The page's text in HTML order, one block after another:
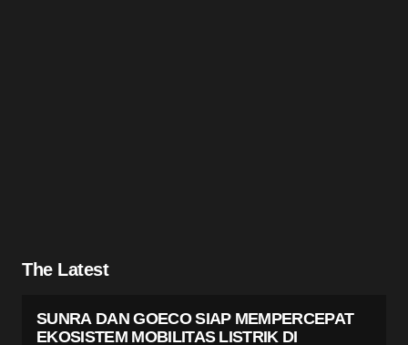
The Latest
SUNRA DAN GOECO SIAP MEMPERCEPAT
EKOSISTEM MOBILITAS LISTRIK DI